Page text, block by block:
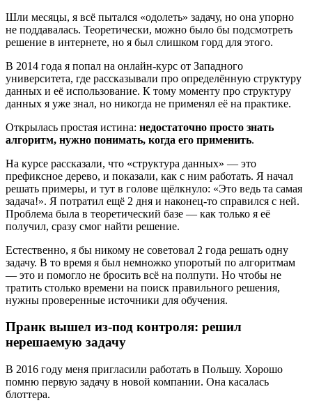
Шли месяцы, я всё пытался «одолеть» задачу, но она упорно
не поддавалась. Теоретически, можно было бы подсмотреть
решение в интернете, но я был слишком горд для этого.
В 2014 года я попал на онлайн-курс от Западного
университета, где рассказывали про определённую структуру
данных и её использование. К тому моменту про структуру
данных я уже знал, но никогда не применял её на практике.
Открылась простая истина: недостаточно просто знать
алгоритм, нужно понимать, когда его применить.
На курсе рассказали, что «структура данных» — это
префиксное дерево, и показали, как с ним работать. Я начал
решать примеры, и тут в голове щёлкнуло: «Это ведь та самая
задача!». Я потратил ещё 2 дня и наконец-то справился с ней.
Проблема была в теоретический базе — как только я её
получил, сразу смог найти решение.
Естественно, я бы никому не советовал 2 года решать одну
задачу. В то время я был немножко упоротый по алгоритмам
— это и помогло не бросить всё на полпути. Но чтобы не
тратить столько времени на поиск правильного решения,
нужны проверенные источники для обучения.
Пранк вышел из-под контроля: решил
нерешаемую задачу
В 2016 году меня пригласили работать в Польшу. Хорошо
помню первую задачу в новой компании. Она касалась
блоттера.